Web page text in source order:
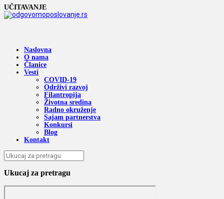
UČITAVANJE
Naslovna
O nama
Članice
Vesti
COVID-19
Održivi razvoj
Filantropija
Životna sredina
Radno okruženje
Sajam partnerstva
Konkursi
Blog
Kontakt
Ukucaj za pretragu